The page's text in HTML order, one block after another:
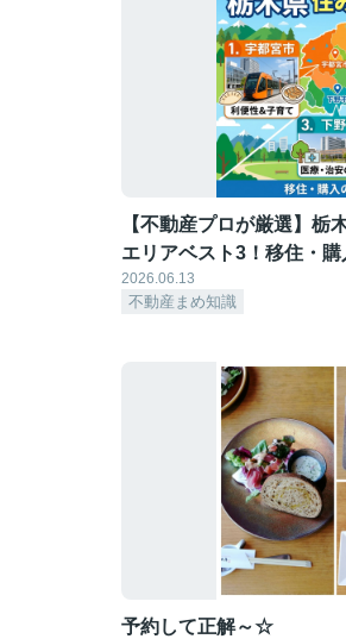
【不動産プロが厳選】栃
エリアベスト3！移住・
2026.06.13
不動産まめ知識
予約して正解～☆